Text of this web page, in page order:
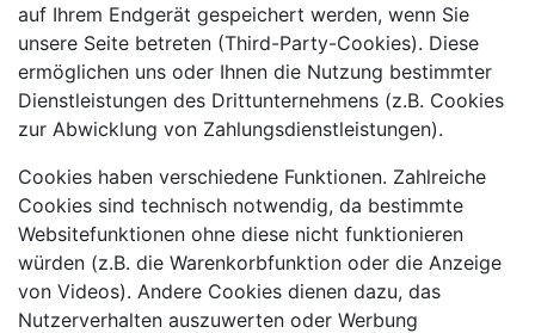
auf Ihrem Endgerät gespeichert werden, wenn Sie
unsere Seite betreten (Third-Party-Cookies). Diese
ermöglichen uns oder Ihnen die Nutzung bestimmter
Dienstleistungen des Drittunternehmens (z.B. Cookies
zur Abwicklung von Zahlungsdienstleistungen).
Cookies haben verschiedene Funktionen. Zahlreiche
Cookies sind technisch notwendig, da bestimmte
Websitefunktionen ohne diese nicht funktionieren
würden (z.B. die Warenkorbfunktion oder die Anzeige
von Videos). Andere Cookies dienen dazu, das
Nutzerverhalten auszuwerten oder Werbung